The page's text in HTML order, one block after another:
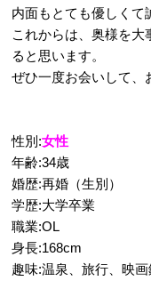
内面もとても優しくて
これからは、奥様を
ると思います。
ぜひ一度お会いして、
性別:女性
年齢:34歳
婚歴:再婚（生別）
学歴:大学卒業
職業:OL
身長:168cm
趣味:温泉、旅行、映